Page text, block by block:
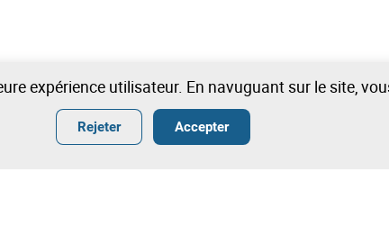
expérience utilisateur. En navuguant sur le site,
Rejeter Accepter